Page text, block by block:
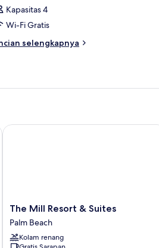
Kapasitas 4
Wi-Fi Gratis
selengkapnya
The
Mill
Resort
&
The Mill Resort & Suites
Palm Beach
Kolam renang
The Mill Resort & Suites